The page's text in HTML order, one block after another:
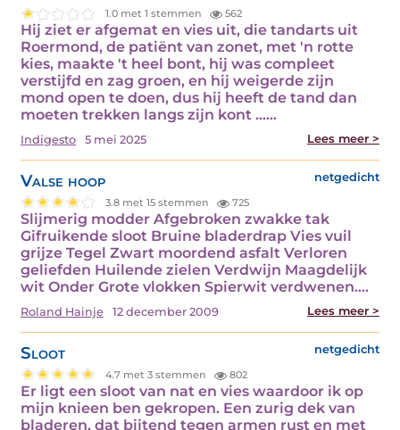
1.0 met 1 stemmen 562
Hij ziet er afgemat en vies uit, die tandarts uit
Roermond, de patiënt van zonet, met 'n rotte
kies, maakte 't heel bont, hij was compleet
verstijfd en zag groen, en hij weigerde zijn
mond open te doen, dus hij heeft de tand dan
moeten trekken langs zijn kont ...…
Indigesto 5 mei 2025 Lees meer >
Valse hoop netgedicht
3.8 met 15 stemmen 725
Slijmerig modder Afgebroken zwakke tak
Gifruikende sloot Bruine bladerdrap Vies vuil
grijze Tegel Zwart moordend asfalt Verloren
geliefden Huilende zielen Verdwijn Maagdelijk
wit Onder Grote vlokken Spierwit verdwenen.…
Roland Hainje 12 december 2009 Lees meer >
Sloot netgedicht
4.7 met 3 stemmen 802
Er ligt een sloot van nat en vies waardoor ik op
mijn knieen ben gekropen. Een zurig dek van
bladeren, dat bijtend tegen armen rust en met